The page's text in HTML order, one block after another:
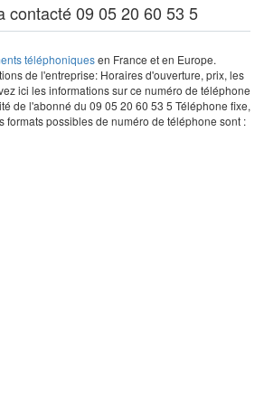
contacté 09 05 20 60 53 5
téléphoniquesen France et en Europe.
de l'entreprise: Horaires d'ouverture, prix, les
ici les informations sur ce numéro de téléphone
de l'abonné du 09 05 20 60 53 5 Téléphone fixe,
formats possibles de numéro de téléphone sont :